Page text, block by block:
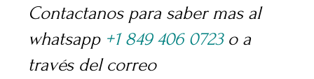
Contactanos para saber mas al
whatsapp +1 849 406 0723 o a
través del correo